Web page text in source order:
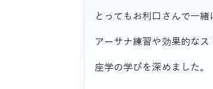
とってもお利口さんで一緒
アーサナ練習や効果的なス
座学の学びを深めました。